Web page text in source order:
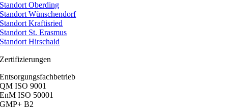
Standort Oberding
Standort Wünschendorf
Standort Kraftisried
Standort St. Erasmus
Standort Hirschaid
Zertifizierungen
Entsorgungsfachbetrieb
QM ISO 9001
EnM ISO 50001
GMP+ B2